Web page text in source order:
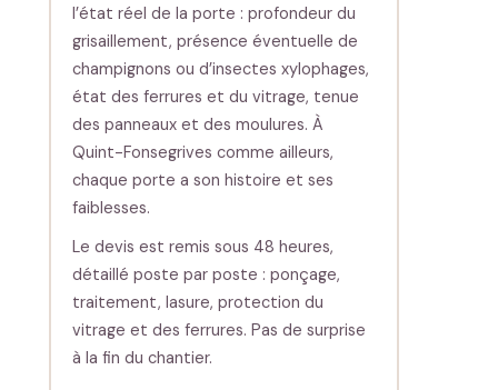
l’état réel de la porte : profondeur du
grisaillement, présence éventuelle de
champignons ou d’insectes xylophages,
état des ferrures et du vitrage, tenue
des panneaux et des moulures. À
Quint-Fonsegrives comme ailleurs,
chaque porte a son histoire et ses
faiblesses.
Le devis est remis sous 48 heures,
détaillé poste par poste : ponçage,
traitement, lasure, protection du
vitrage et des ferrures. Pas de surprise
à la fin du chantier.